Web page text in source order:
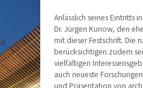
Anlässlich seines Eintritts
Dr. Jürgen Kunow, den
mit dieser Festschrift. Die
berücksichtigen zudem
vielfältigen
auch neueste
und Präsentation von